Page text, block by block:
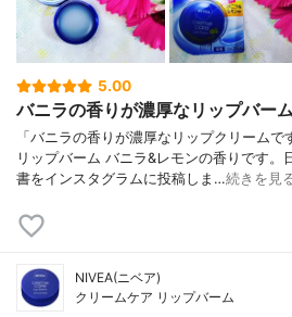
5.00
バニラの香りが濃厚なリップバー
「バニラの香りが濃厚なリップクリーム
リップバーム バニラ&レモンの香りです。
書をインスタグラムに投稿しま…続きを見
NIVEA(ニベア)
クリームケア リップバーム